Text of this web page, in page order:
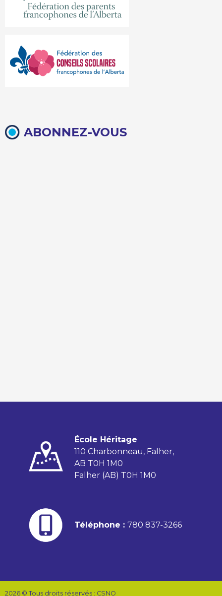
ABONNEZ-VOUS
École Héritage
110 Charbonneau, Falher,
AB T0H 1M0
Falher (AB) T0H 1M0
Téléphone : 780 837-3266
2026 © Tous droits réservés : CSNO